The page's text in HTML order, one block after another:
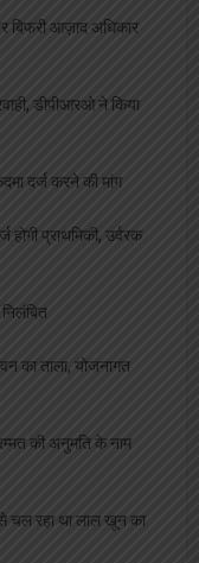
आज़ाद अधिकार
डीपीआरओ ने किया
दर्ज करने की मांग
होगी प्राथमिकी, उर्वरक
का ताला, योजनागत
की अनुमति के नाम
चल रहा था लाल खून का